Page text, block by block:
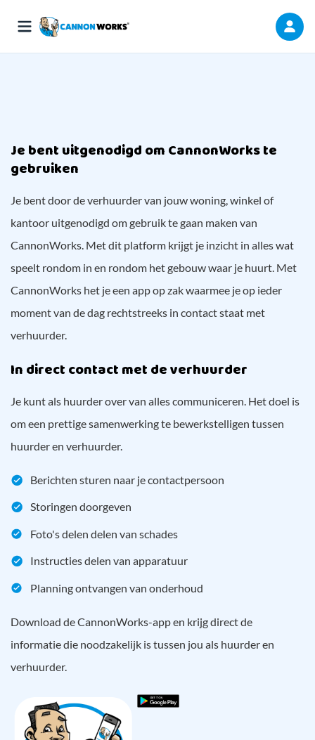
Je bent uitgenodigd om CannonWorks te
gebruiken
Je bent door de verhuurder van jouw woning, winkel of
kantoor uitgenodigd om gebruik te gaan maken van
CannonWorks. Met dit platform krijgt je inzicht in alles wat
speelt rondom in en rondom het gebouw waar je huurt. Met
CannonWorks het je een app op zak waarmee je op ieder
moment van de dag rechtstreeks in contact staat met
verhuurder.
In direct contact met de verhuurder
Je kunt als huurder over van alles communiceren. Het doel is
om een prettige samenwerking te bewerkstelligen tussen
huurder en verhuurder.
Berichten sturen naar je contactpersoon
Storingen doorgeven
Foto's delen delen van schades
Instructies delen van apparatuur
Planning ontvangen van onderhoud
Download de CannonWorks-app en krijg direct de
informatie die noodzakelijk is tussen jou als huurder en
verhuurder.